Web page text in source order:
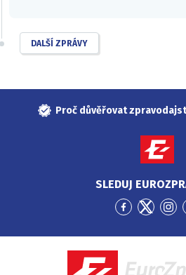
DALŠÍ ZPRÁVY
Proč důvěřovat
SLEDUJ
Přejít
Facebook
Přejít
Twitter